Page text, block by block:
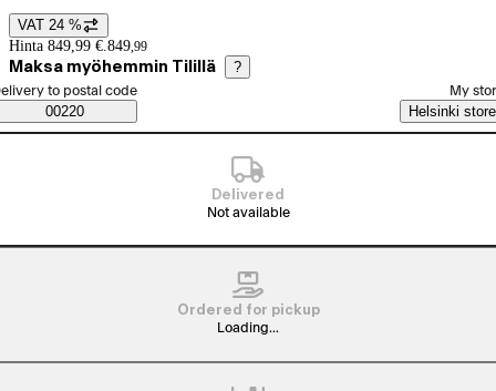
Price details
VAT 24 %
Hinta 849,99 €. 849,99
Maksa myöhemmin Tilillä ?
Saatavuustiedot
order method
to postal code
00220
My
Helsinki store
Delivered
Not available
Ordered for pickup
Loading...